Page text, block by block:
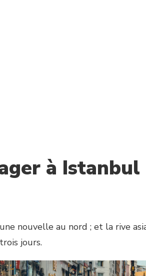
à Istanbul
nouvelle au nord ; et la rive
jours.